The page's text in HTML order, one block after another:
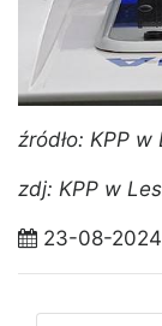
źródło: KPP w
zdj: KPP w
23-08-2024